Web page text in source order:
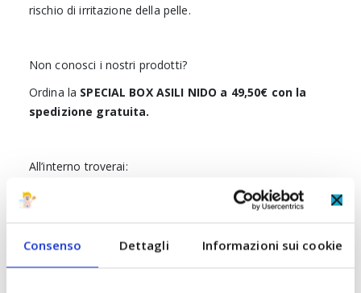
Consenso Dettagli Informazioni sui cookie
rischio di irritazione della pelle.
Non conosci i nostri prodotti?
Ordina la SPECIAL BOX ASILI NIDO a 49,50€ con la
spedizione gratuita.
All’interno troverai:
- 6 confezioni di pannolini Bebè Natura (140 pannolini